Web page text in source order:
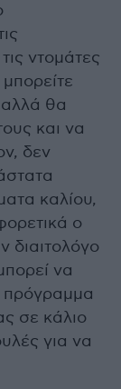
ντομάτες
θα
και να
δεν
καλίου,
ο
διαιτολόγο
να
πρόγραμμα
σε κάλιο
για να